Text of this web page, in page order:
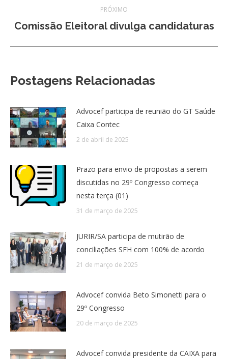
PRÓXIMO
Próximo
Comissão Eleitoral divulga candidaturas
Postagens Relacionadas
Advocef participa de reunião do GT Saúde
Caixa Contec
2 de abril de 2025
Prazo para envio de propostas a serem
discutidas no 29º Congresso começa
nesta terça (01)
31 de março de 2025
JURIR/SA participa de mutirão de
conciliações SFH com 100% de acordo
21 de março de 2025
Advocef convida Beto Simonetti para o
29º Congresso
20 de março de 2025
Advocef convida presidente da CAIXA para